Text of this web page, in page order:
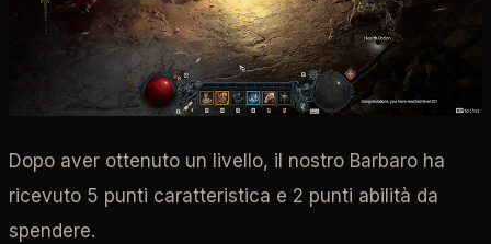
Dopo aver ottenuto un livello, il nostro Barbaro ha
ricevuto 5 punti caratteristica e 2 punti abilità da
spendere.